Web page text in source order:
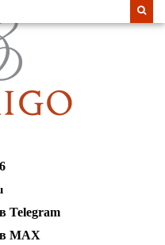
Telegram
MAX